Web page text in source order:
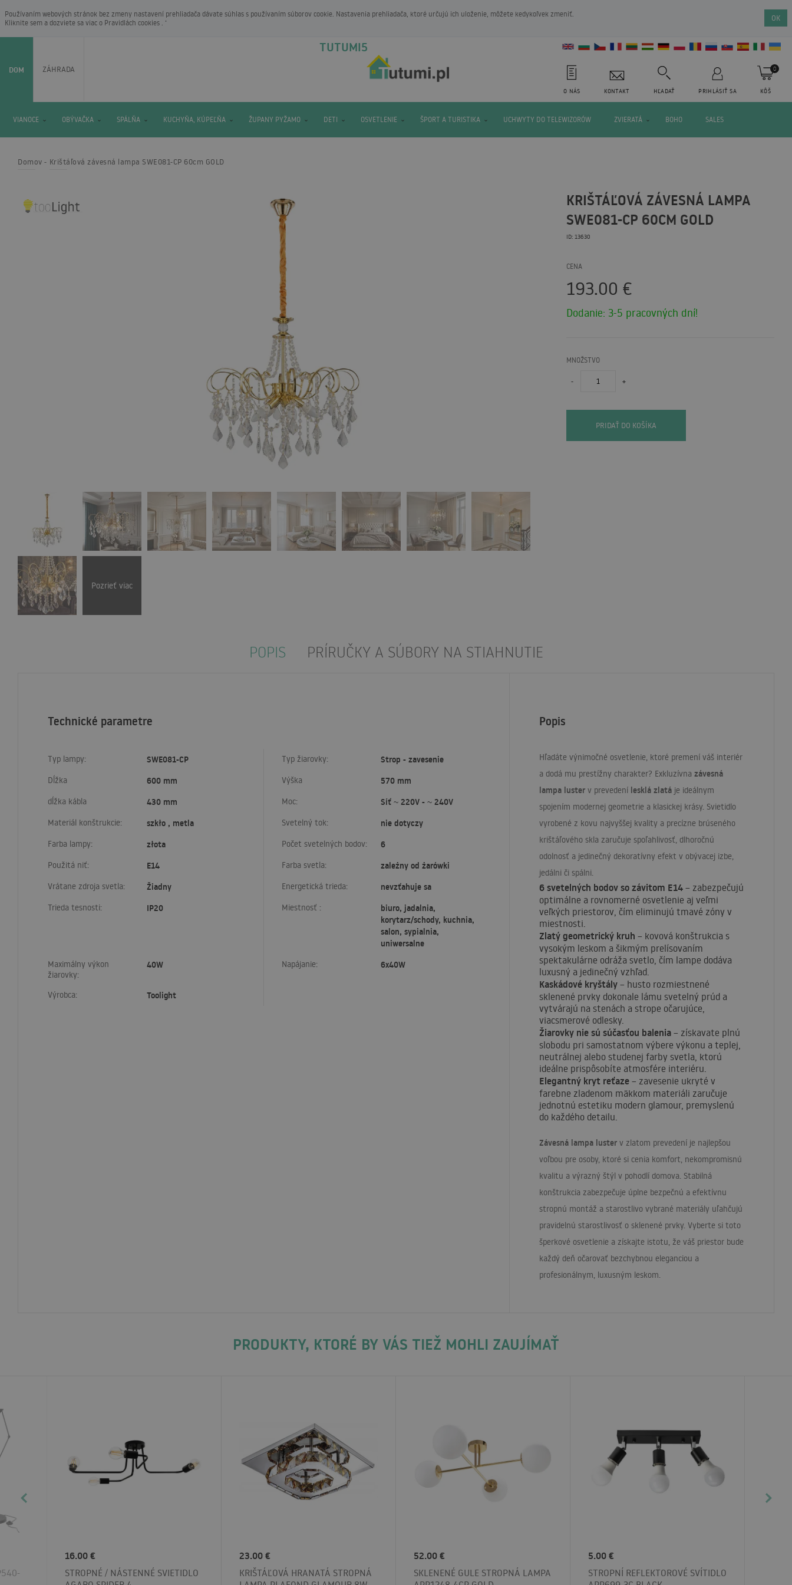
Používaním webových stránok bez zmeny nastavení prehliadača dávate súhlas s používaním súborov cookie. Nastavenia prehliadača, ktoré určujú ich uloženie, môžete kedykoľvek zmeniť.
Kliknite sem a dozviete sa viac o Pravidlách cookies . ‘
OK
DOM ZÁHRADA
TUTUMI5
O NÁS KONTAKT HĽADAŤ PRIHLÁSIŤ SA KÔŠ
0
VIANOCE OBÝVAČKA SPÁLŇA KUCHYŇA, KÚPEĽŇA ŽUPANY PYŽAMO DETI OSVETLENIE ŠPORT A TURISTIKA UCHWYTY DO TELEWIZORÓW ZVIERATÁ BOHO SALES
Domov Krištáľová závesná lampa SWE081-CP 60cm GOLD
Pozrieť viac
KRIŠTÁĽOVÁ ZÁVESNÁ LAMPA
SWE081-CP 60CM GOLD
ID: 13630
CENA
193.00 €
Dodanie: 3-5 pracovných dní!
MNOŽSTVO
- +
PRIDAŤ DO KOŠÍKA
POPIS PRÍRUČKY A SÚBORY NA STIAHNUTIE
Technické parametre
Typ lampy: SWE081-CP Typ žiarovky: Strop - zavesenie
Dĺžka 600 mm Výška 570 mm
dĺžka kábla 430 mm Moc: Síť ~ 220V - ~ 240V
Materiál konštrukcie: szkło , metla Svetelný tok: nie dotyczy
Farba lampy: złota Počet svetelných bodov: 6
Použitá niť: E14 Farba svetla: zależny od żarówki
Vrátane zdroja svetla: Žiadny Energetická trieda: nevzťahuje sa
Trieda tesnosti: IP20 Miestnosť :
biuro, jadalnia,
korytarz/schody, kuchnia,
salon, sypialnia,
uniwersalne
Maximálny výkon
žiarovky:
40W Napájanie: 6x40W
Výrobca: Toolight
Popis
Hľadáte výnimočné osvetlenie, ktoré premení váš interiér
a dodá mu prestížny charakter? Exkluzívnazávesná
lampa luster v prevedení lesklá zlatá je ideálnym
spojením modernej geometrie a klasickej krásy. Svietidlo
vyrobené z kovu najvyššej kvality a precízne brúseného
krištáľového skla zaručuje spoľahlivosť, dlhoročnú
odolnosť a jedinečný dekoratívny efekt v obývacej izbe,
jedálni či spálni.
6 svetelných bodov so závitom E14 – zabezpečujú
optimálne a rovnomerné osvetlenie aj veľmi
veľkých priestorov, čím eliminujú tmavé zóny v
miestnosti.
Zlatý geometrický kruh – kovová konštrukcia s
vysokým leskom a šikmým prelísovaním
spektakulárne odráža svetlo, čím lampe dodáva
luxusný a jedinečný vzhľad.
Kaskádové kryštály – husto rozmiestnené
sklenené prvky dokonale lámu svetelný prúd a
vytvárajú na stenách a strope očarujúce,
viacsmerové odlesky.
Žiarovky nie sú súčasťou balenia – získavate plnú
slobodu pri samostatnom výbere výkonu a teplej,
neutrálnej alebo studenej farby svetla, ktorú
ideálne prispôsobíte atmosfére interiéru.
Elegantný kryt reťaze – zavesenie ukryté v
farebne zladenom mäkkom materiáli zaručuje
jednotnú estetiku modern glamour, premyslenú
do každého detailu.
Závesná lampa luster v zlatom prevedení je najlepšou
voľbou pre osoby, ktoré si cenia komfort, nekompromisnú
kvalitu a výrazný štýl v pohodlí domova. Stabilná
konštrukcia zabezpečuje úplne bezpečnú a efektívnu
stropnú montáž a starostlivo vybrané materiály uľahčujú
pravidelnú starostlivosť o sklenené prvky. Vyberte si toto
šperkové osvetlenie a získajte istotu, že váš priestor bude
každý deň očarovať bezchybnou eleganciou a
profesionálnym, luxusným leskom.
PRODUKTY, KTORÉ BY VÁS TIEŽ MOHLI ZAUJÍMAŤ
16.00 €
STROPNÉ / NÁSTENNÉ SVIETIDLO
23.00 €
KRIŠTÁĽOVÁ HRANATÁ STROPNÁ
52.00 €
SKLENENÉ GULE STROPNÁ LAMPA
5.00 €
STROPNÍ REFLEKTOROVÉ SVÍTIDLO